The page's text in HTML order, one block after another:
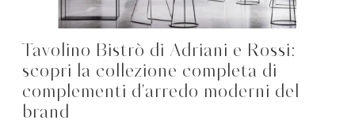
Tavolino Bistrò di Adriani e Rossi:
scopri la collezione completa di
complementi d'arredo moderni del
brand